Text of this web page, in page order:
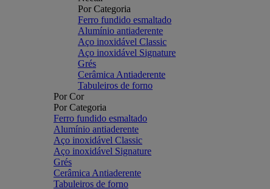
Por Categoria
Ferro fundido esmaltado
Alumínio antiaderente
Aço inoxidável Classic
Aço inoxidável Signature
Grés
Cerâmica Antiaderente
Tabuleiros de forno
Por Cor
Por Categoria
Ferro fundido esmaltado
Alumínio antiaderente
Aço inoxidável Classic
Aço inoxidável Signature
Grés
Cerâmica Antiaderente
Tabuleiros de forno